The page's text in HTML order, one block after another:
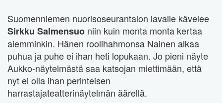
Suomenniemen nuorisoseurantalon lavalle kävelee
Sirkku Salmensuo niin kuin monta monta kertaa
aiemminkin. Hänen roolihahmonsa Nainen alkaa
puhua ja puhe ei ihan heti lopukaan. Jo pieni näyte
Aukko-näytelmästä saa katsojan miettimään, että
nyt ei olla ihan perinteisen
harrastajateatterinäytelmän äärellä.